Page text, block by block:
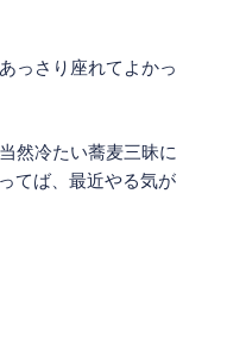
っさり座れてよかっ
然冷たい蕎麦三昧に
てば、最近やる気が